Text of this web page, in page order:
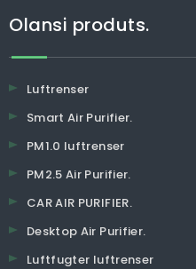
Olansi produts.
Luftrenser
Smart Air Purifier.
PM1.0 luftrenser
PM2.5 Air Purifier.
CAR AIR PURIFIER.
Desktop Air Purifier.
Luftfugter luftrenser